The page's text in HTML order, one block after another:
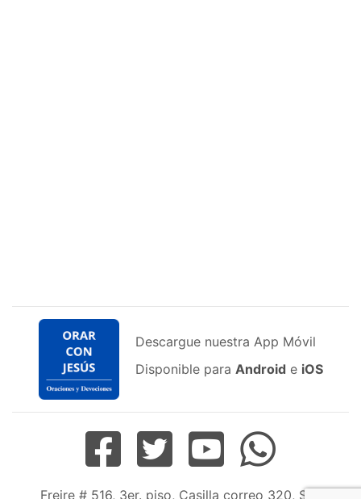
Descargue nuestra App Móvil
Disponible para Android e iOS
Freire # 516, 3er. piso, Casilla correo 320, San